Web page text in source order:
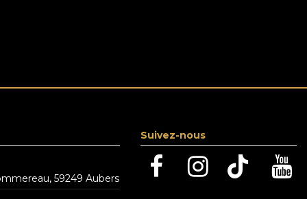
59249 Aubers
Suivez-nous